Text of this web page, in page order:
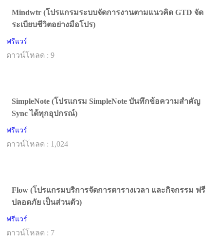
Mindwtr (โปรแกรมระบบจัดการงานตามแนวคิด GTD จัด
ระเบียบชีวิตอย่างมือโปร)
ฟรีแวร์
ดาวน์โหลด : 9
SimpleNote (โปรแกรม SimpleNote บันทึกข้อความสำคัญ
Sync ได้ทุกอุปกรณ์)
ฟรีแวร์
ดาวน์โหลด : 1,024
Flow (โปรแกรมบริการจัดการตารางเวลา และกิจกรรม ฟรี
ปลอดภัย เป็นส่วนตัว)
ฟรีแวร์
ดาวน์โหลด : 7